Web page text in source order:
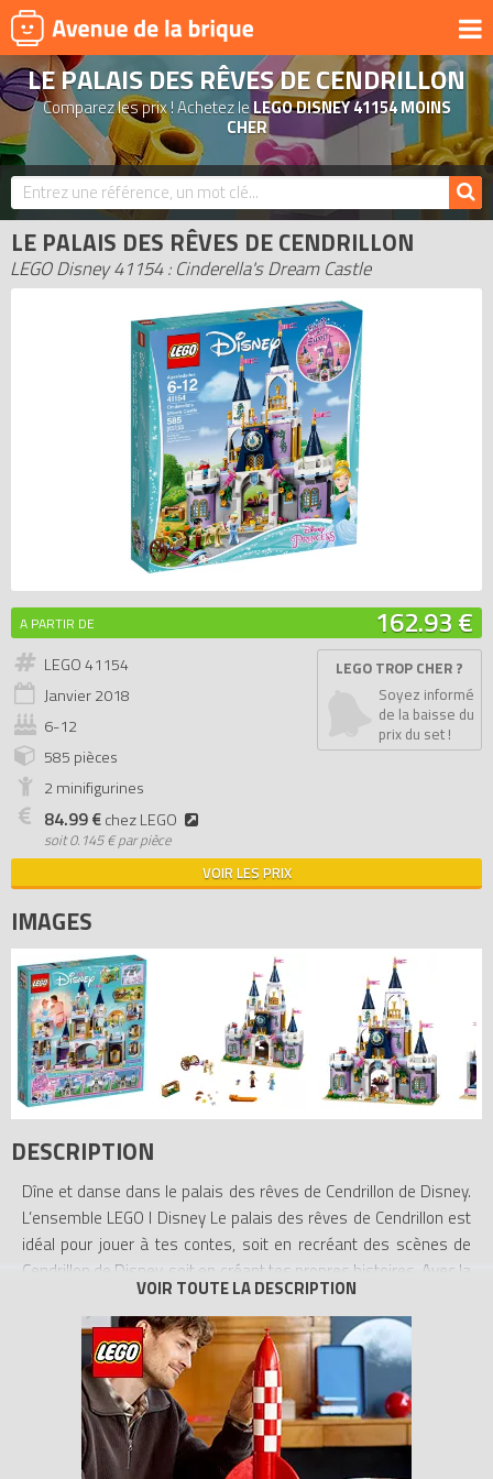
UNIVERS
PRODUITS DÉRIVÉS
NOUVEAUTÉS
LEGO 2026
BONS PLANS
ACTUALITÉS
ASSOCIATIONS DE FANS
EXPOSITIONS LEGO
LEGO LES PLUS CHERS
DERNIERS LEGO AJOUTÉS
LE PALAIS DES RÊVES DE CENDRILLON
Comparez les prix ! Achetez leLEGO DISNEY 41154 MOINS
CHER
LE PALAIS DES RÊVES DE CENDRILLON
LEGO Disney 41154 : Cinderella's Dream Castle
A PARTIR DE 162.93 €
LEGO 41154
Janvier2018
6-12
585 pièces
2 minifigurines
84.99 €chez LEGO
soit0.145 € par pièce
LEGO TROP CHER ?
Soyez informé
de la baisse du
prix du set !
VOIR LES PRIX
IMAGES
DESCRIPTION
Dîne et danse dans le palais des rêves de Cendrillon de Disney.
L’ensemble LEGO l Disney Le palais des rêves de Cendrillon est
idéal pour jouer à tes contes, soit en recréant des scènes de
Cendrillon de Disney, soit en créant tes propres histoires. Avec la
vaste salle à manger, la chambre, le dressing, la cuisine, la
cheminée et le balcon, il y a tellement de choses à explorer et de
secrets cachés à découvrir dans ce jouet populaire pour les
enfants. Fais preuve de créativité en utilisant la conception
modulaire pour déplacer et échanger facilement des parties
dans le modèle, ou pour réorganiser les pièces du château et les
intégrer avec d'autres jouets LEGO l Disney compatibles pour